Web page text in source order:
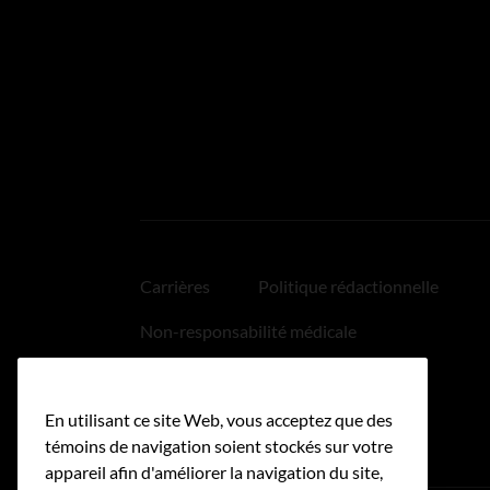
Carrières Politique rédactionnelle
Non-responsabilité médicale
Accessibilité
En utilisant ce site Web, vous acceptez que des
témoins de navigation soient stockés sur votre
appareil afin d'améliorer la navigation du site,